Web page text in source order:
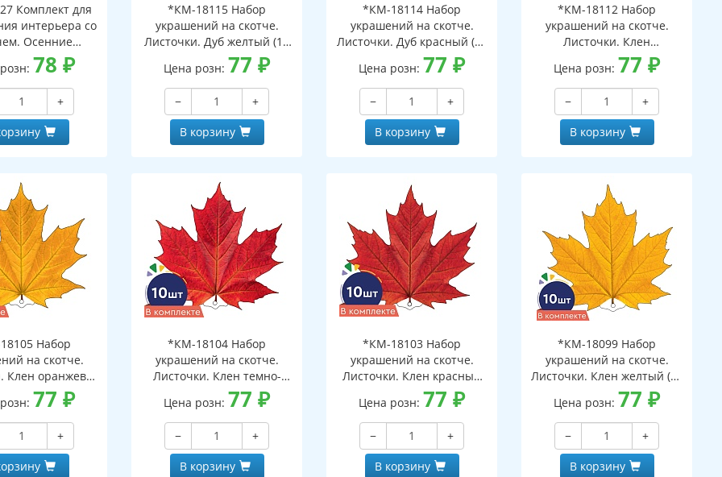
Комплект для
интерьера со
Осенние
1 (10 видов)
78₽
+
*КМ-18115 Набор
украшений на скотче.
Листочки. Дуб желтый (10
шт. в наборе,
двухсторонняя, ВД-лак)
Цена розн: 77₽
−
+
В корзину
*КМ-18114 Набор
украшений на скотче.
Листочки. Дуб красный (10
шт. в наборе,
двухсторонняя, ВД-лак)
Цена розн: 77₽
−
+
В корзину
*КМ-18112 Набор
украшений на скотче.
Листочки. Клен
оранжевый (10 шт. в
наборе, двухсторонняя, ВД-
лак)
Цена розн: 77₽
−
+
В корзину
Набор
на скотче.
Клен оранжево-
шт. в наборе,
ВД-лак)
77₽
+
*КМ-18104 Набор
украшений на скотче.
Листочки. Клен темно-
красный (10 шт. в наборе,
двухсторонняя, ВД-лак)
Цена розн: 77₽
−
+
В корзину
*КМ-18103 Набор
украшений на скотче.
Листочки. Клен красный
(10 шт. в наборе,
двухсторонняя, ВД-лак)
Цена розн: 77₽
−
+
В корзину
*КМ-18099 Набор
украшений на скотче.
Листочки. Клен желтый (10
шт. в наборе,
двухсторонняя, ВД-лак)
Цена розн: 77₽
−
+
В корзину